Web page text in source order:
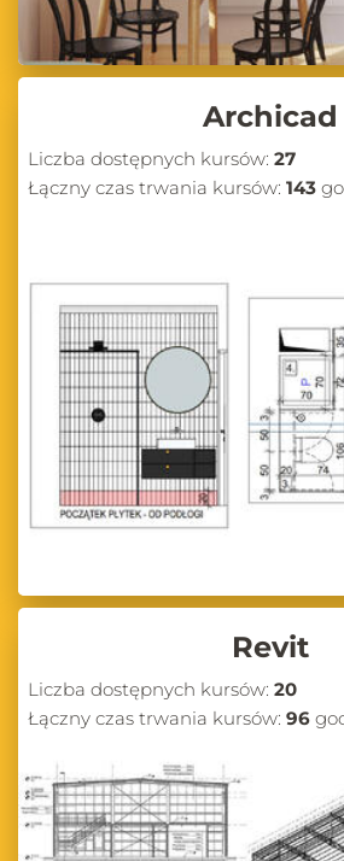
Archicad
Liczba dostępnych kursów: 27
Łączny czas trwania kursów: 143
Revit
Liczba dostępnych kursów: 20
Łączny czas trwania kursów: 96